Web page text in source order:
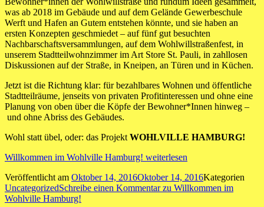
was ab 2018 im Gebäude und auf dem Gelände Gewerbeschule
Werft und Hafen an Gutem entstehen könnte, und sie haben an
ersten Konzepten geschmiedet – auf fünf gut besuchten
Nachbarschaftsversammlungen, auf dem Wohlwillstraßenfest, in
unserem Stadtteilwohnzimmer im Art Store St. Pauli, in zahllosen
Diskussionen auf der Straße, in Kneipen, an Türen und in Küchen.
Jetzt ist die Richtung klar: für bezahlbares Wohnen und öffentliche
Stadtteilräume, jenseits von privaten Profitinteressen und ohne eine
Planung von oben über die Köpfe der Bewohner*Innen hinweg –
und ohne Abriss des Gebäudes.
Wohl statt übel, oder: das ProjektWOHLVILLE HAMBURG!
Willkommen im Wohlville Hamburg! weiterlesen
Veröffentlicht am Oktober 14, 2016Oktober 14, 2016Kategorien
UncategorizedSchreibe einen Kommentarzu Willkommen im
Wohlville Hamburg!